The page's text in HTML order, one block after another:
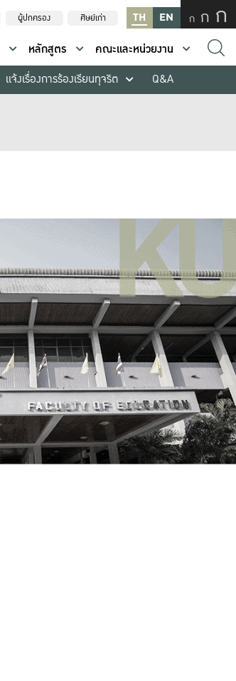
ผู้ปกครอง ศิษย์เก่า TH EN ก ก ก
หลักสูตร
คณะและหน่วยงาน
แจ้งเรื่องการร้องเรียนทุจริต Q&A